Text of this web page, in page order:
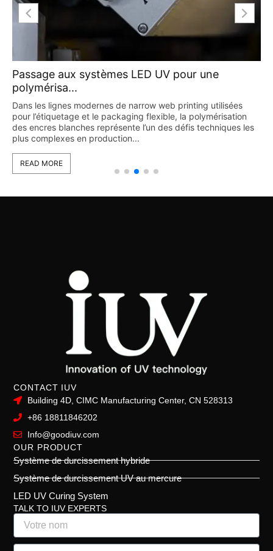
Passage aux systèmes LED UV pour une
polymérisa...
Dans les lignes modernes de narrow web printing utilisées
pour l’étiquetage et le packaging flexible, la polymérisation
des encres blanches représente l’un des défis techniques les
plus complexes en production...
READ MORE
CONTACT IUV
Building 4D, CIMC Manufacturing Center, CN 528313
+86 18811846202
Info@goodiuv.com
OUR PRODUCT
Système de durcissement hybride
Système de durcissement UV au mercure
LED UV Curing System
TALK TO IUV EXPERTS